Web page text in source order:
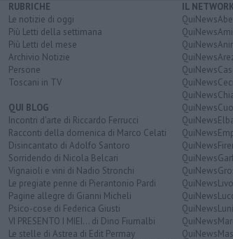
RUBRICHE
Le notizie di oggi
Più Letti della settimana
Più Letti del mese
Archivio Notizie
Persone
Toscani in TV
QUI BLOG
Incontri d'arte di Riccardo Ferrucci
Racconti della domenica di Marco Celati
Disincantato di Adolfo Santoro
Sorridendo di Nicola Belcari
Vignaioli e vini di Nadio Stronchi
Le pregiate penne di Pierantonio Pardi
Pagine allegre di Gianni Micheli
Psico-cose di Federica Giusti
VI PRESENTO I MIEI... di Dino Fiumalbi
Le stelle di Astrea di Edit Permay
IL